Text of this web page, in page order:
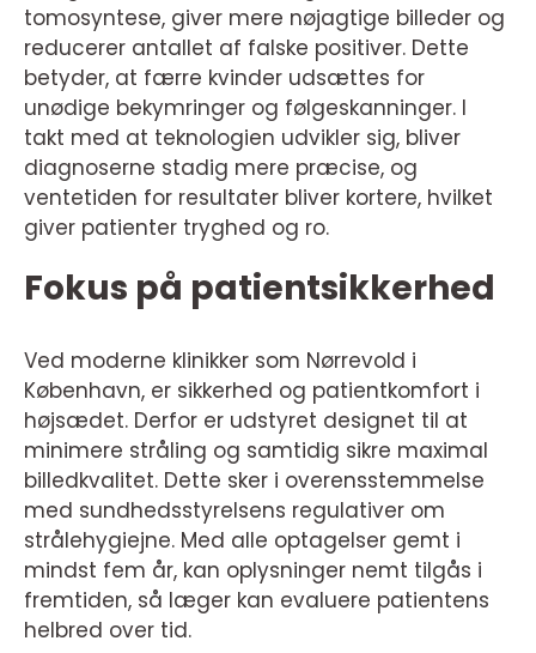
tomosyntese, giver mere nøjagtige billeder og
reducerer antallet af falske positiver. Dette
betyder, at færre kvinder udsættes for
unødige bekymringer og følgeskanninger. I
takt med at teknologien udvikler sig, bliver
diagnoserne stadig mere præcise, og
ventetiden for resultater bliver kortere, hvilket
giver patienter tryghed og ro.
Fokus på patientsikkerhed
Ved moderne klinikker som Nørrevold i
København, er sikkerhed og patientkomfort i
højsædet. Derfor er udstyret designet til at
minimere stråling og samtidig sikre maximal
billedkvalitet. Dette sker i overensstemmelse
med sundhedsstyrelsens regulativer om
strålehygiejne. Med alle optagelser gemt i
mindst fem år, kan oplysninger nemt tilgås i
fremtiden, så læger kan evaluere patientens
helbred over tid.